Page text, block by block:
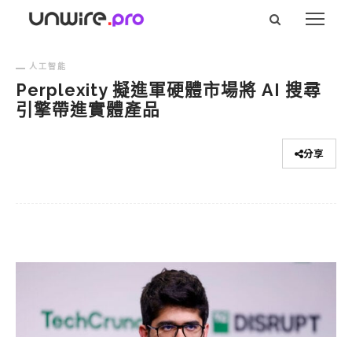
人工智能
Perplexity 擬進軍硬體市場將 AI 搜尋
引擎帶進實體產品
分享